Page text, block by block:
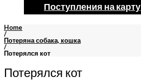
Поступления на карту
Home
/
Потеряна собака, кошка
/
Потерялся кот
Потерялся кот